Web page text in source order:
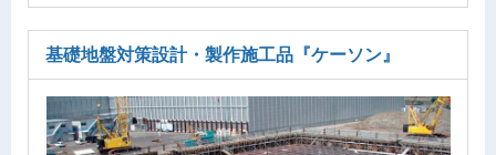
基礎地盤対策設計・製作施工品 『ケーソン』